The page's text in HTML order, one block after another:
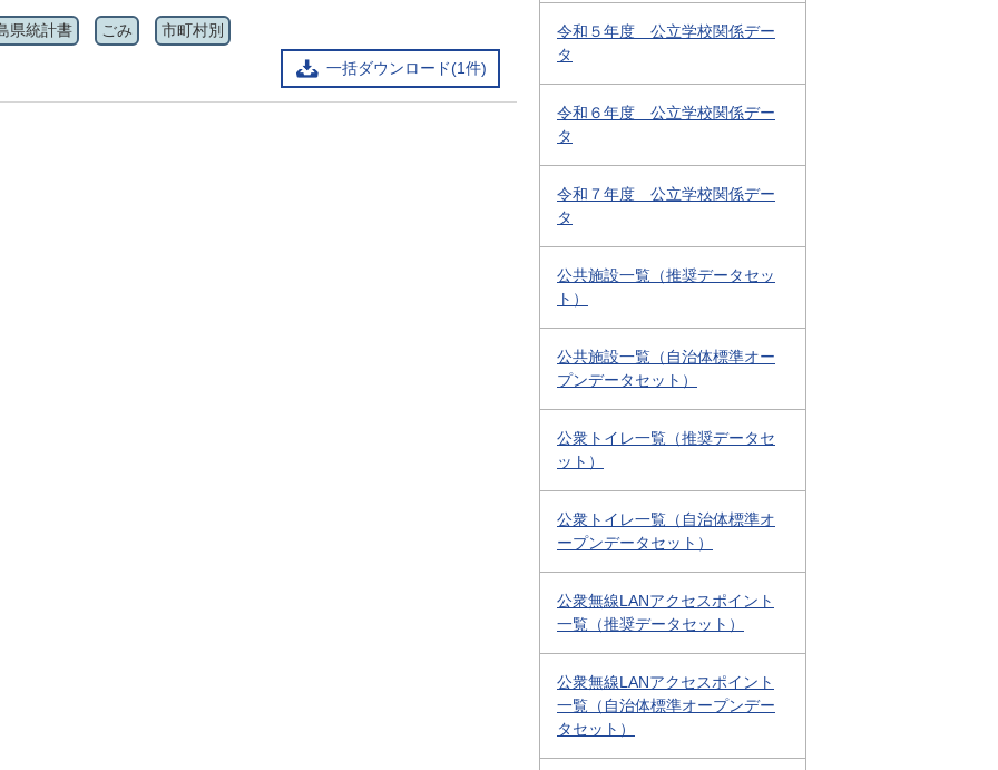
一括ダウンロード(1件)
県統計書 ごみ 市町村別
令和５年度 公立学校関係デー
タ
令和６年度 公立学校関係デー
タ
令和７年度 公立学校関係デー
タ
公共施設一覧（推奨データセッ
ト）
公共施設一覧（自治体標準オー
プンデータセット）
公衆トイレ一覧（推奨データセ
ット）
公衆トイレ一覧（自治体標準オ
ープンデータセット）
公衆無線LANアクセスポイント
一覧（推奨データセット）
公衆無線LANアクセスポイント
一覧（自治体標準オープンデー
タセット）